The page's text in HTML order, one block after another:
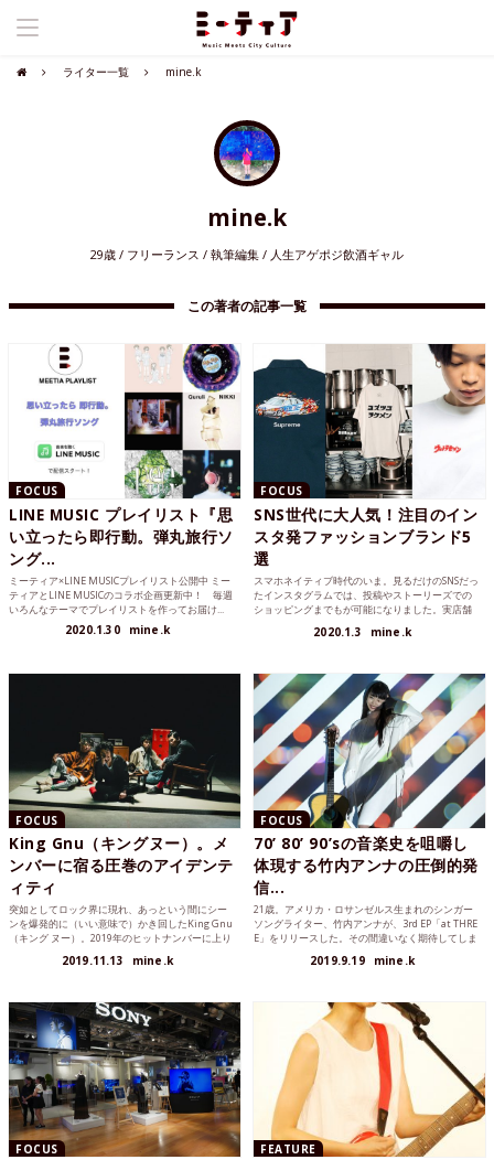
ライター一覧 mine.k
mine.k
29歳 / フリーランス / 執筆編集 / 人生アゲポジ飲酒ギャル
この著者の記事一覧
FOCUS
LINE MUSIC プレイリスト『思
い立ったら即行動。弾丸旅行ソ
ング...
ミーティア×LINE MUSICプレイリスト公開中 ミー
ティアとLINE MUSICのコラボ企画更新中！ 毎週
いろんなテーマでプレイリストを作ってお届け...
2020.1.30 mine.k
FOCUS
SNS世代に大人気！注目のイン
スタ発ファッションブランド5
選
スマホネイティブ時代のいま。見るだけのSNSだっ
たインスタグラムでは、投稿やストーリーズでの
ショッピングまでもが可能になりました。実店舗
2020.1.3 mine.k
FOCUS
King Gnu（キングヌー）。メ
ンバーに宿る圧巻のアイデンテ
ィティ
突如としてロック界に現れ、あっという間にシー
ンを爆発的に（いい意味で）かき回したKing Gnu
（キング ヌー）。2019年のヒットナンバーに上り
2019.11.13 mine.k
FOCUS
70’ 80’ 90’sの音楽史を咀嚼し
体現する竹内アンナの圧倒的発
信...
21歳。アメリカ・ロサンゼルス生まれのシンガー
ソングライター、竹内アンナが、3rd EP「at THRE
E」をリリースした。その間違いなく期待してしま
2019.9.19 mine.k
FOCUS FEATURE